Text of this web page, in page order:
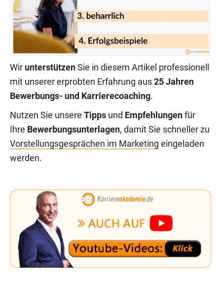
Wir unterstützen Sie in diesem Artikel professionell
mit unserer erprobten Erfahrung aus 25 Jahren
Bewerbungs- und Karrierecoaching.
Nutzen Sie unsere Tipps und Empfehlungen für
Ihre Bewerbungsunterlagen, damit Sie schneller zu
Vorstellungsgesprächen im Marketing eingeladen
werden.